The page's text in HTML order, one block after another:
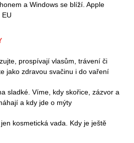
a Windows se blíží. Apple
prospívají vlasům, trávení či
jako zdravou svačinu i do vaření
sladké. Víme, kdy skořice, zázvor a
a kdy jde o mýty
kosmetická vada. Kdy je ještě